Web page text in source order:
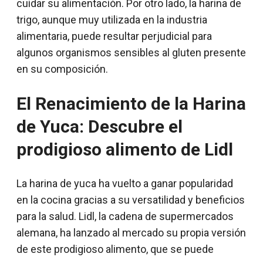
cuidar su alimentación. Por otro lado, la harina de
trigo, aunque muy utilizada en la industria
alimentaria, puede resultar perjudicial para
algunos organismos sensibles al gluten presente
en su composición.
El Renacimiento de la Harina
de Yuca: Descubre el
prodigioso alimento de Lidl
La harina de yuca ha vuelto a ganar popularidad
en la cocina gracias a su versatilidad y beneficios
para la salud. Lidl, la cadena de supermercados
alemana, ha lanzado al mercado su propia versión
de este prodigioso alimento, que se puede